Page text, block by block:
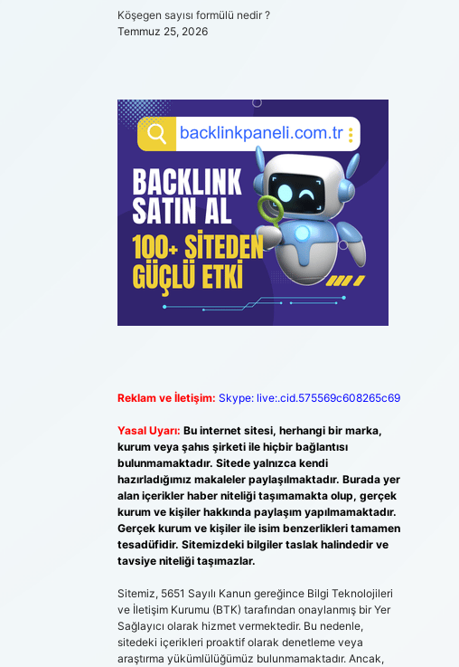
Köşegen sayısı formülü nedir ?
Temmuz 25, 2026
Reklam ve İletişim: Skype: live:.cid.575569c608265c69
Yasal Uyarı: Bu internet sitesi, herhangi bir marka,
kurum veya şahıs şirketi ile hiçbir bağlantısı
bulunmamaktadır. Sitede yalnızca kendi
hazırladığımız makaleler paylaşılmaktadır. Burada yer
alan içerikler haber niteliği taşımamakta olup, gerçek
kurum ve kişiler hakkında paylaşım yapılmamaktadır.
Gerçek kurum ve kişiler ile isim benzerlikleri tamamen
tesadüfidir. Sitemizdeki bilgiler taslak halindedir ve
tavsiye niteliği taşımazlar.
Sitemiz, 5651 Sayılı Kanun gereğince Bilgi Teknolojileri
ve İletişim Kurumu (BTK) tarafından onaylanmış bir Yer
Sağlayıcı olarak hizmet vermektedir. Bu nedenle,
sitedeki içerikleri proaktif olarak denetleme veya
araştırma yükümlülüğümüz bulunmamaktadır. Ancak,